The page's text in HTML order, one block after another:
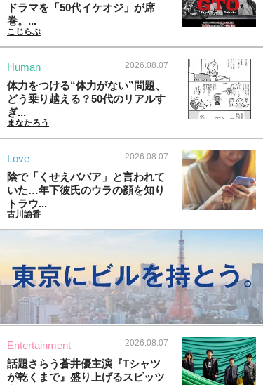
ドラマを「50代イケオジ」が席
巻。...
こじらぶ
Human 2026.08.07
体力をつける“体力がない”問題、
どう乗り越える？50代のリアルす
ぎ...
まなたろう
Love 2026.08.07
陰で「くせえババア」と言われて
いた…年下彼氏のウラの顔を知り
トラウ...
古川諭香
Entertainment 2026.08.07
話題さらう蒼井優主演『Tシャツ
が乾くまで』盛り上げるスピッツ